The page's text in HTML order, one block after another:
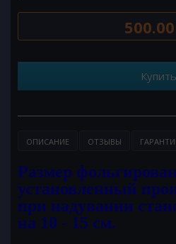
Купить
ОПИСАНИЕ ОТЗЫВЫ
Размер
установленный
при надувании
на 10 - 15 см.